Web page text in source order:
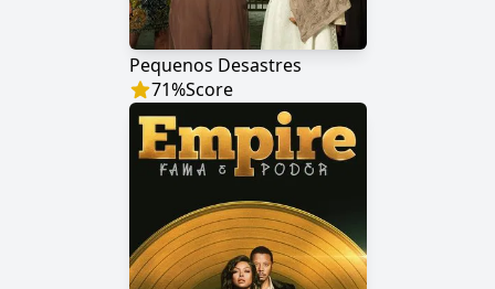
Pequenos Desastres
71%Score